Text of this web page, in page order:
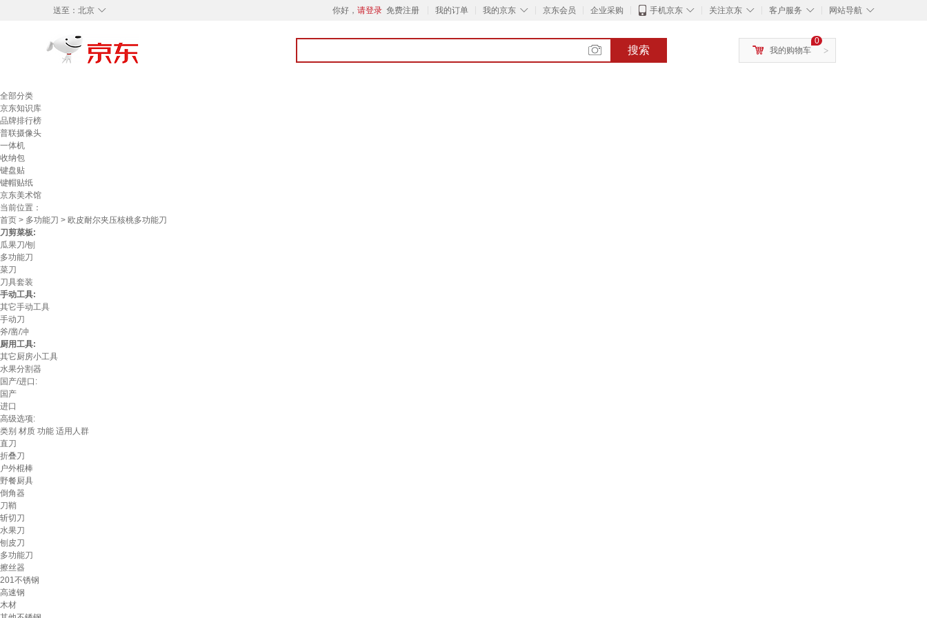
◇
送至： 北京 你好， 请登录 免费注册 我的订单 ◇
我的京东 京东会员 企业采购 ◇
手机京东 ◇
关注京东 ◇
客户服务 ◇
网站导航
搜索 >
0
我的购物车
全部分类
京东知识库
品牌排行榜
普联摄像头
一体机
收纳包
键盘贴
键帽贴纸
京东美术馆
当前位置：
首页 > 多功能刀 > 欧皮耐尔夹压核桃多功能刀
刀剪菜板:
瓜果刀/刨
多功能刀
菜刀
刀具套装
手动工具:
其它手动工具
手动刀
斧/凿/冲
厨用工具:
其它厨房小工具
水果分割器
国产/进口:
国产
进口
高级选项:
类别 材质 功能 适用人群
直刀
折叠刀
户外棍棒
野餐厨具
倒角器
刀鞘
斩切刀
水果刀
刨皮刀
多功能刀
擦丝器
201不锈钢
高速钢
木材